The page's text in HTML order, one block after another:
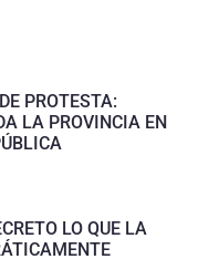
PROTESTA:
LA PROVINCIA EN
LO QUE LA